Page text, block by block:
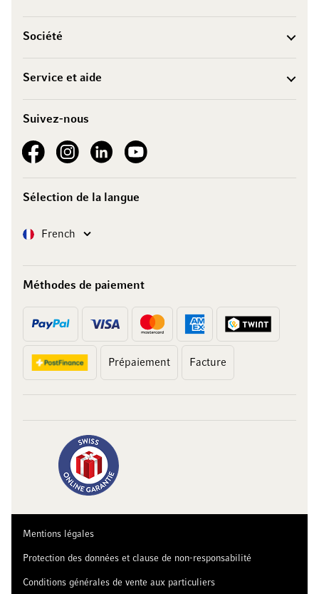
Société
Service et aide
Suivez-nous
See our FacebookSee our Instagram account
See our LinkedInSee our YouTube channel
Sélection de la langue
LangueFrench
Méthodes de paiement
Prépaiement Facture
Mentions légales
Protection des données et clause de non-responsabilité
Conditions générales de vente aux particuliers
10 francs
sur votre achat
Abonnez-vous à notre newsletter et recevez des offres exclusives,